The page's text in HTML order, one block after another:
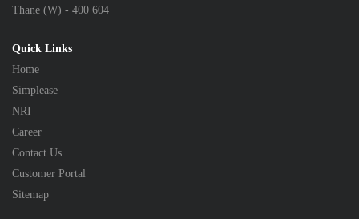
Thane (W) - 400 604
Quick Links
Home
Simplease
NRI
Career
Contact Us
Customer Portal
Sitemap